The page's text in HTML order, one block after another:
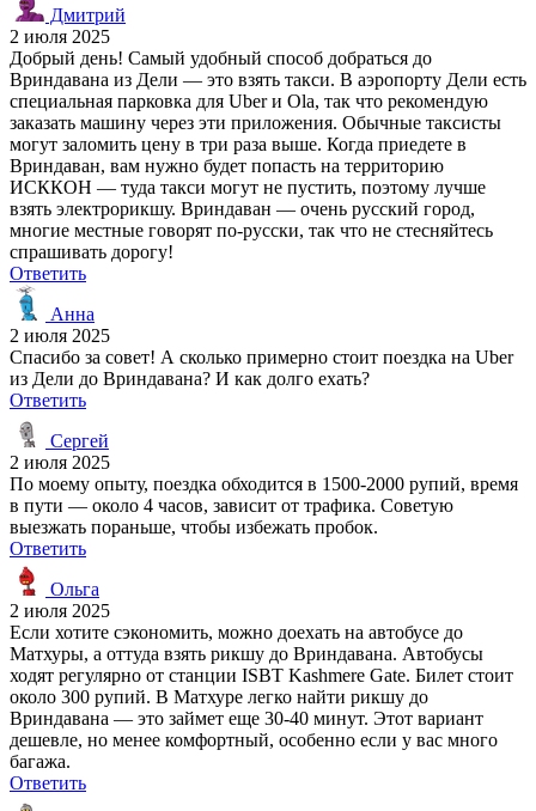
Дмитрий
2 июля 2025
Добрый день! Самый удобный способ добраться до
Вриндавана из Дели — это взять такси. В аэропорту Дели есть
специальная парковка для Uber и Ola, так что рекомендую
заказать машину через эти приложения. Обычные таксисты
могут заломить цену в три раза выше. Когда приедете в
Вриндаван, вам нужно будет попасть на территорию
ИСККОН — туда такси могут не пустить, поэтому лучше
взять электрорикшу. Вриндаван — очень русский город,
многие местные говорят по-русски, так что не стесняйтесь
спрашивать дорогу!
Ответить
Анна
2 июля 2025
Спасибо за совет! А сколько примерно стоит поездка на Uber
из Дели до Вриндавана? И как долго ехать?
Ответить
Сергей
2 июля 2025
По моему опыту, поездка обходится в 1500-2000 рупий, время
в пути — около 4 часов, зависит от трафика. Советую
выезжать пораньше, чтобы избежать пробок.
Ответить
Ольга
2 июля 2025
Если хотите сэкономить, можно доехать на автобусе до
Матхуры, а оттуда взять рикшу до Вриндавана. Автобусы
ходят регулярно от станции ISBT Kashmere Gate. Билет стоит
около 300 рупий. В Матхуре легко найти рикшу до
Вриндавана — это займет еще 30-40 минут. Этот вариант
дешевле, но менее комфортный, особенно если у вас много
багажа.
Ответить